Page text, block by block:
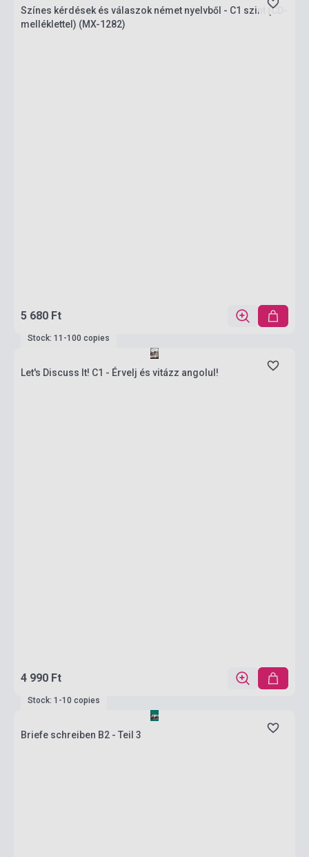
Színes kérdések és válaszok német nyelvből - C1 szint (CD-
melléklettel) (MX-1282)
5 680 Ft
Stock: 11-100 copies
Let's Discuss It! C1 - Érvelj és vitázz angolul!
4 990 Ft
Stock: 1-10 copies
Briefe schreiben B2 - Teil 3